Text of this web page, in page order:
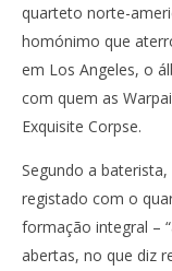
quarteto norte-
homónimo que
em Los Angeles, o
com quem as
Exquisite Corpse.
Segundo a
registado com o
formação integral –
abertas, no que diz